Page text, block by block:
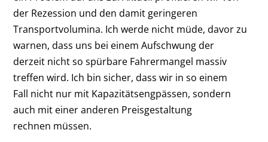
der Rezession und den damit geringeren
Transportvolumina. Ich werde nicht müde, davor zu
warnen, dass uns bei einem Aufschwung der
derzeit nicht so spürbare Fahrermangel massiv
treffen wird. Ich bin sicher, dass wir in so einem
Fall nicht nur mit Kapazitätsengpässen, sondern
auch mit einer anderen Preisgestaltung
rechnen müssen.